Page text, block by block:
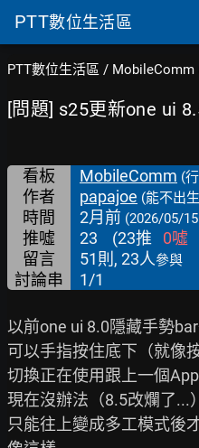
PTT數位生活區
PTT數位生活區 / MobileComm
[問題] s25更新one ui
看板 MobileComm (
作者 papajoe (能不出
時間 2月前 (2026/05/
推噓 23 (23推 0噓
留言
51則, 23人參與
討論串 1/1
以前one ui 8.0隱藏手勢
可以手指按住底下（就像
切換正在使用跟上一個App
現在沒辦法（8.5改爛了...）
只能往上變成多工模式後